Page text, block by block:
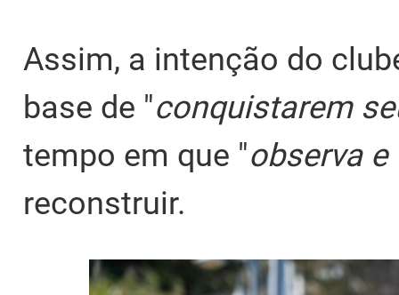
Assim, a intenção do
base de "conquistarem
tempo em que "observa
reconstruir.